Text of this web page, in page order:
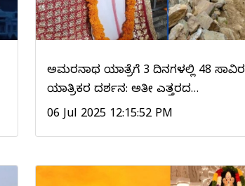
ಅಮರನಾಥ ಯಾತ್ರೆಗೆ 3 ದಿನಗಳಲ್ಲಿ 48 ಸಾವಿರ
ಯಾತ್ರಿಕರ ದರ್ಶನ: ಅತೀ ಎತ್ತರದ…
06 Jul 2025 12:15:52 PM